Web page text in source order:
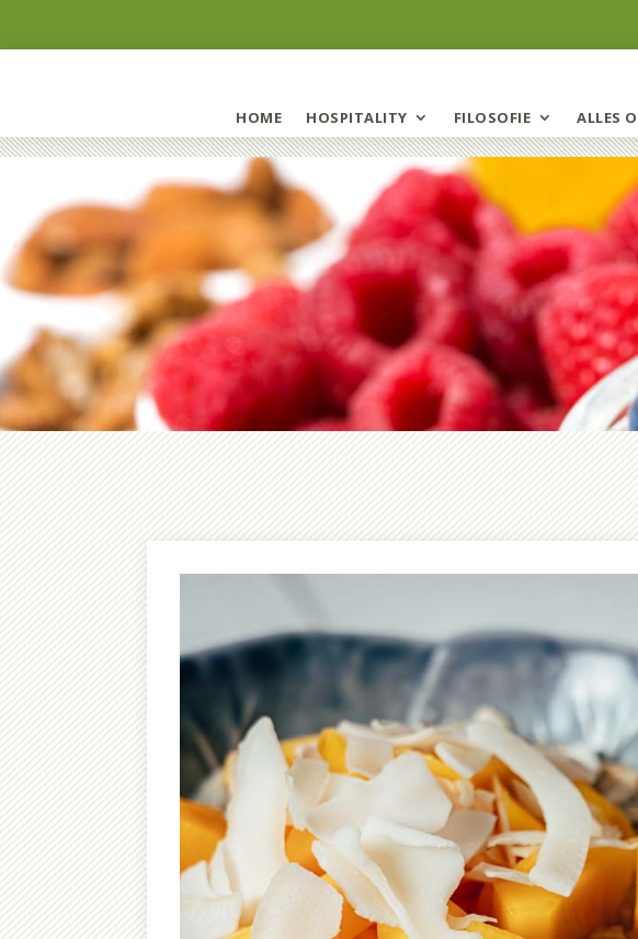
HOME HOSPITALITY FILOSOFIE ALLES